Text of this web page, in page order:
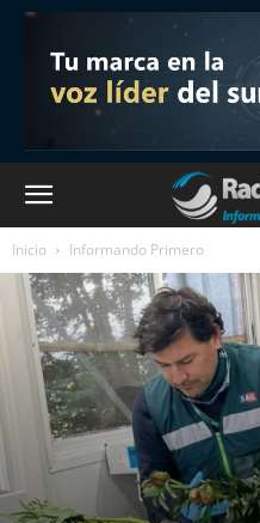
Inicio Informando Primero